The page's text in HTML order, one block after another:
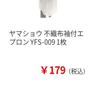
ヤマショウ 不織布袖付エ
プロン YFS-009 1枚
￥179 （税込）